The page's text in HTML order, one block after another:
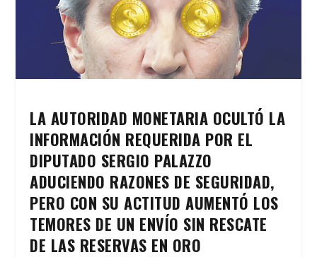
LA AUTORIDAD MONETARIA OCULTÓ LA
INFORMACIÓN REQUERIDA POR EL
DIPUTADO SERGIO PALAZZO
ADUCIENDO RAZONES DE SEGURIDAD,
PERO CON SU ACTITUD AUMENTÓ LOS
TEMORES DE UN ENVÍO SIN RESCATE
DE LAS RESERVAS EN ORO